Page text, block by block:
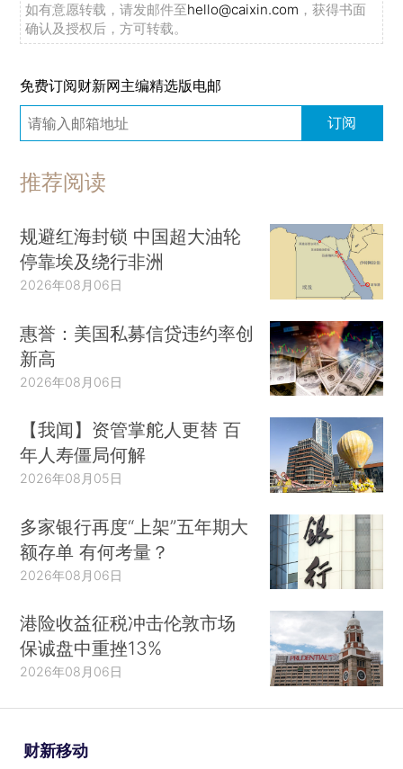
如有意愿转载，请发邮件至hello@caixin.com ，获得书面
确认及授权后，方可转载。
免费订阅财新网主编精选版电邮
订阅
推荐阅读
规避红海封锁 中国超大油轮
停靠埃及绕行非洲
2026年08月06日
惠誉：美国私募信贷违约率创
新高
2026年08月06日
【我闻】资管掌舵人更替 百
年人寿僵局何解
2026年08月05日
多家银行再度“上架”五年期大
额存单 有何考量？
2026年08月06日
港险收益征税冲击伦敦市场
保诚盘中重挫13%
2026年08月06日
财新移动